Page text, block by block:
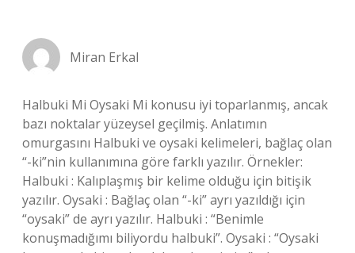
Miran Erkal
Halbuki Mi Oysaki Mi konusu iyi toparlanmış, ancak
bazı noktalar yüzeysel geçilmiş. Anlatımın
omurgasını Halbuki ve oysaki kelimeleri, bağlaç olan
“-ki”nin kullanımına göre farklı yazılır. Örnekler:
Halbuki : Kalıplaşmış bir kelime olduğu için bitişik
yazılır. Oysaki : Bağlaç olan “-ki” ayrı yazıldığı için
“oysaki” de ayrı yazılır. Halbuki : “Benimle
konuşmadığımı biliyordu halbuki”. Oysaki : “Oysaki